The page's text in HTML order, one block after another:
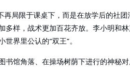
再局限于课桌下，而是在放学后的社
多样，战术更加百花齐放。李小明和
界里公认的“双王”。
书馆角落、在操场树荫下进行的神秘